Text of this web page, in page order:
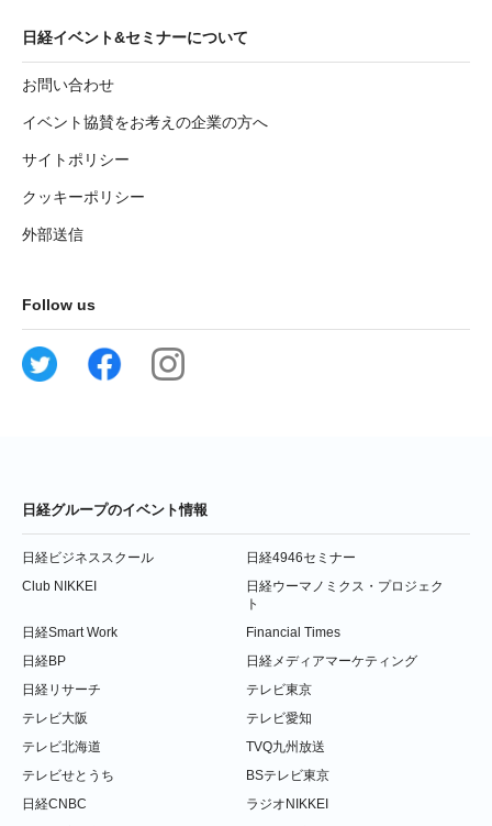
日経イベント&セミナーについて
お問い合わせ
イベント協賛をお考えの企業の方へ
サイトポリシー
クッキーポリシー
外部送信
Follow us
日経グループのイベント情報
日経ビジネススクール
日経4946セミナー
Club NIKKEI
日経ウーマノミクス・プロジェク
ト
日経Smart Work
Financial Times
日経BP
日経メディアマーケティング
日経リサーチ
テレビ東京
テレビ大阪
テレビ愛知
テレビ北海道
TVQ九州放送
テレビせとうち
BSテレビ東京
日経CNBC
ラジオNIKKEI